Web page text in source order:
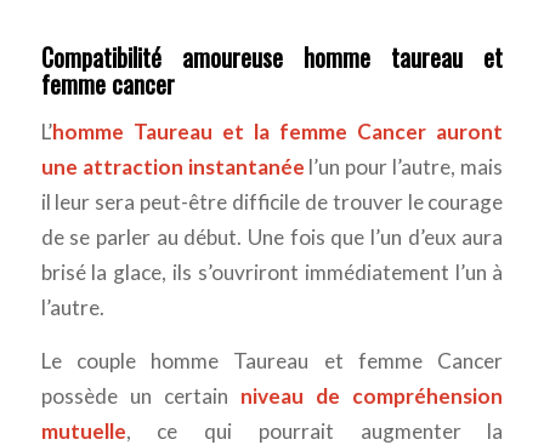
Compatibilité amoureuse homme taureau et
femme cancer
L’homme Taureau et la femme Cancer auront
une attraction instantanée l’un pour l’autre, mais
il leur sera peut-être difficile de trouver le courage
de se parler au début. Une fois que l’un d’eux aura
brisé la glace, ils s’ouvriront immédiatement l’un à
l’autre.
Le couple homme Taureau et femme Cancer
possède un certain niveau de compréhension
mutuelle, ce qui pourrait augmenter la